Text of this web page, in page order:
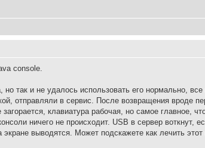
console.
так и не удалось использовать его нормально,
отправляли в сервис. После возвращения вроде
клавиатура рабочая, но самое главное,
ничего не происходит. USB в сервер воткнут,
выводятся. Может подскажете как лечить